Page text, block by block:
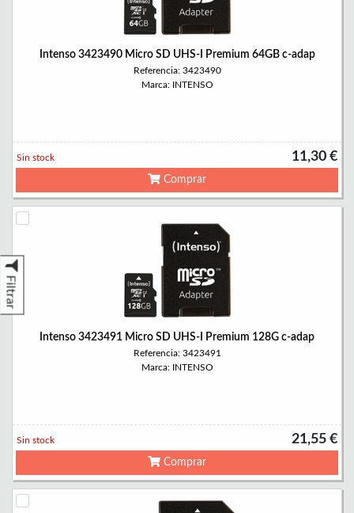
Filtrar
Intenso 3423490 Micro SD UHS-I Premium 64GB c-adap
Referencia: 3423490
Marca: INTENSO
11,30 €
Sin stock
Comprar
Intenso 3423491 Micro SD UHS-I Premium 128G c-adap
Referencia: 3423491
Marca: INTENSO
21,55 €
Sin stock
Comprar